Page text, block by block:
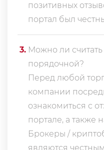
позитивных
портал был
3. Можно ли
порядочной?
Перед любой
компании
ознакомиться с
портале, а также
Брокеры /
являются